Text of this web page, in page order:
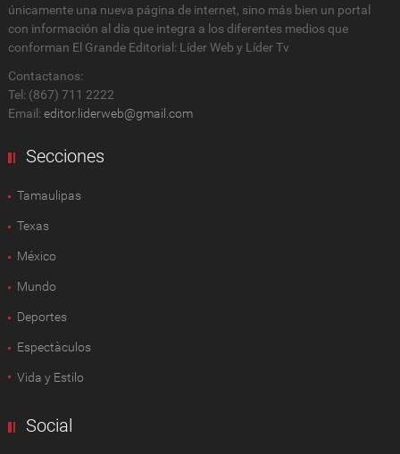
únicamente una nueva página de internet, sino más bien un portal
con información al día que integra a los diferentes medios que
conforman El Grande Editorial: Líder Web y Líder Tv
Contactanos:
Tel: (867) 711 2222
Email: editor.liderweb@gmail.com
Secciones
Tamaulipas
Texas
México
Mundo
Deportes
Espectàculos
Vida y Estilo
Social